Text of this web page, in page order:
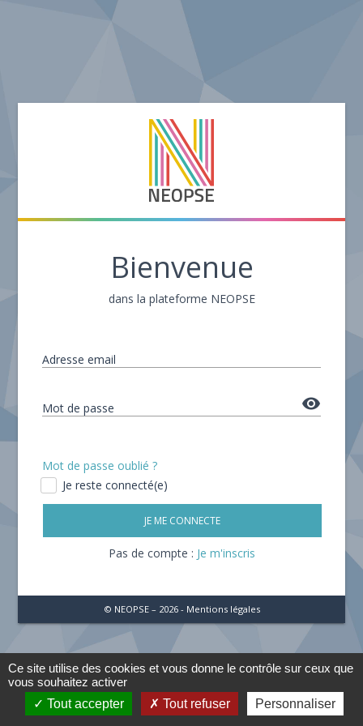
Bienvenue
dans la plateforme NEOPSE
Adresse email
Mot de passe remove_red_eye
Mot de passe oublié ?
Je reste connecté(e)
JE ME CONNECTE
Pas de compte : Je m'inscris
© NEOPSE – 2026 - Mentions légales
Ce site utilise des cookies et vous donne le contrôle sur ceux que
vous souhaitez activer
Tout accepter
Tout refuser Personnaliser